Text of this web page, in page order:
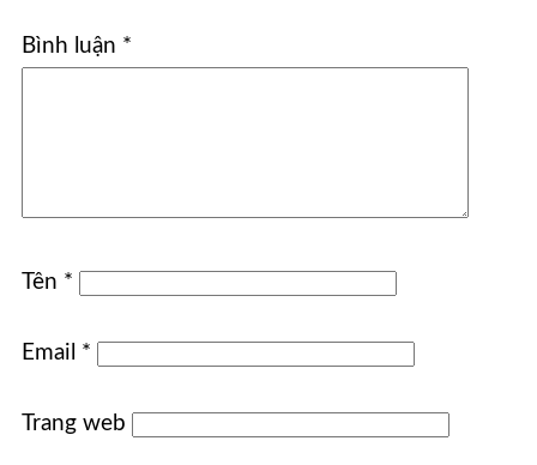
Bình luận *
Tên *
Email *
Trang web